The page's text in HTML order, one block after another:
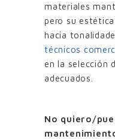
materiales
pero su
hacia
técnicos
en la selección
adecuados.
No quiero/